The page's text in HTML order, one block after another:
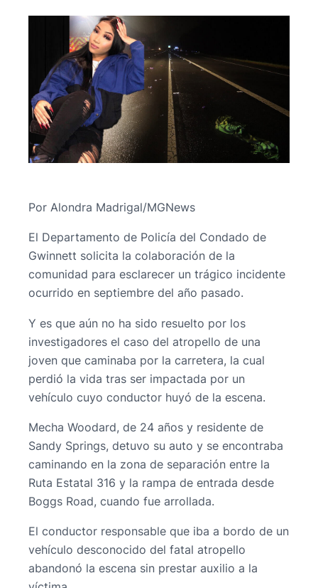
Por Alondra Madrigal/MGNews
El Departamento de Policía del Condado de
Gwinnett solicita la colaboración de la
comunidad para esclarecer un trágico incidente
ocurrido en septiembre del año pasado.
Y es que aún no ha sido resuelto por los
investigadores el caso del atropello de una
joven que caminaba por la carretera, la cual
perdió la vida tras ser impactada por un
vehículo cuyo conductor huyó de la escena.
Mecha Woodard, de 24 años y residente de
Sandy Springs, detuvo su auto y se encontraba
caminando en la zona de separación entre la
Ruta Estatal 316 y la rampa de entrada desde
Boggs Road, cuando fue arrollada.
El conductor responsable que iba a bordo de un
vehículo desconocido del fatal atropello
abandonó la escena sin prestar auxilio a la